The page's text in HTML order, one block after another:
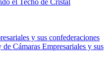
el Techo de Cristal
y sus confederaciones
Cámaras Empresariales y sus